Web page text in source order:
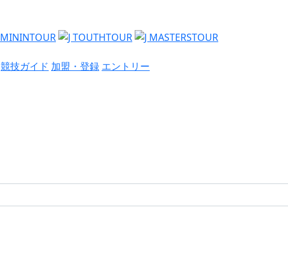
競技ガイド 加盟・登録 エントリー